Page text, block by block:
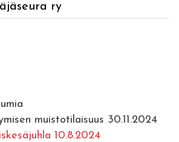
ry
muistotilaisuus 30.11.2024
10.8.2024